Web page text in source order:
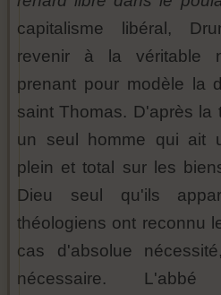
capitalisme libéral,
revenir à la véritable
prenant pour modèle la
saint Thomas. D'après la
un seul homme qui ait
plein et total sur les
Dieu seul qu'ils
théologiens ont reconnu
cas d'absolue
nécessaire.